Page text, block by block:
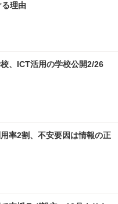
る理由
、ICT活用の学校公開2/26
率2割、不安要因は情報の正